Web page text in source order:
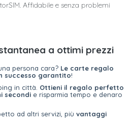
Affidabile e senza problemi
a ottimi prezzi
persona cara? Le carte regalo
successo garantito!
in città. Ottieni il regalo perfetto
secondi e risparmia tempo e denaro
ad altri servizi, più vantaggi